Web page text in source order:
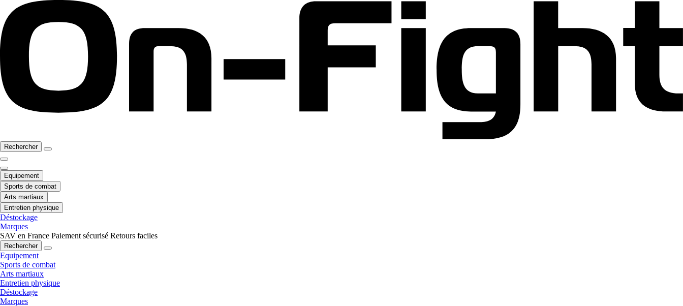
Rechercher
Equipement
Sports de combat
Arts martiaux
Entretien physique
Déstockage
Marques
SAV en France Paiement sécurisé Retours faciles
Rechercher
Equipement
Sports de combat
Arts martiaux
Entretien physique
Déstockage
Marques